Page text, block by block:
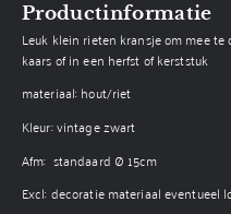
Productinformatie
Leuk klein rieten kransje om mee te
kaars of in een herfst of kerststuk
materiaal: hout/riet
Kleur: vintage zwart
Afm: standaard Ø 15cm
Excl: decoratie materiaal eventueel